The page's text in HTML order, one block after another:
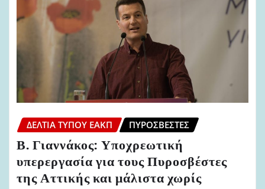
ΔΕΛΤΊΑ ΤΎΠΟΥ ΕΑΚΠ ΠΥΡΟΣΒΈΣΤΕΣ
Β. Γιαννάκος: Υποχρεωτική
υπερεργασία για τους Πυροσβέστες
της Αττικής και μάλιστα χωρίς